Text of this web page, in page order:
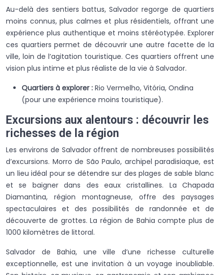
Au-delà des sentiers battus, Salvador regorge de quartiers
moins connus, plus calmes et plus résidentiels, offrant une
expérience plus authentique et moins stéréotypée. Explorer
ces quartiers permet de découvrir une autre facette de la
ville, loin de l’agitation touristique. Ces quartiers offrent une
vision plus intime et plus réaliste de la vie à Salvador.
Quartiers à explorer : Rio Vermelho, Vitória, Ondina
(pour une expérience moins touristique).
Excursions aux alentours : découvrir les
richesses de la région
Les environs de Salvador offrent de nombreuses possibilités
d’excursions. Morro de São Paulo, archipel paradisiaque, est
un lieu idéal pour se détendre sur des plages de sable blanc
et se baigner dans des eaux cristallines. La Chapada
Diamantina, région montagneuse, offre des paysages
spectaculaires et des possibilités de randonnée et de
découverte de grottes. La région de Bahia compte plus de
1000 kilomètres de littoral.
Salvador de Bahia, une ville d’une richesse culturelle
exceptionnelle, est une invitation à un voyage inoubliable.